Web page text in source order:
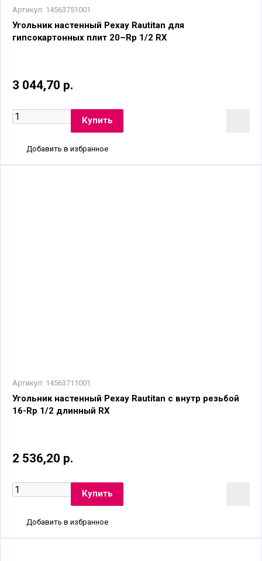
Артикул: 14563751001
Угольник настенный Рехау Rautitan для
гипсокартонных плит 20–Rp 1/2 RX
3 044,70 р.
Добавить в избранное
Артикул: 14563711001
Угольник настенный Рехау Rautitan с внутр резьбой
16-Rp 1/2 длинный RX
2 536,20 р.
Добавить в избранное